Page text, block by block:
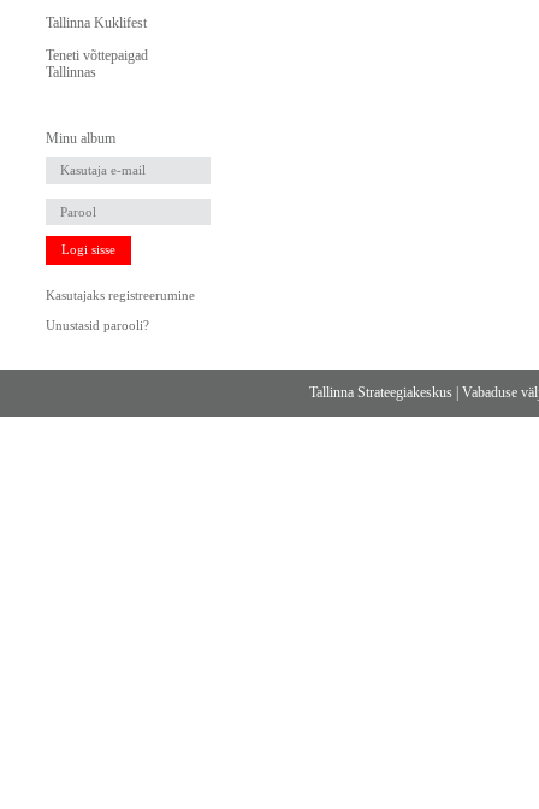
Tallinna Kuklifest
Teneti võttepaigad
Tallinnas
Minu album
Logi sisse
Kasutajaks registreerumine
Unustasid parooli?
Tallinna Strateegiakeskus |Vabaduse